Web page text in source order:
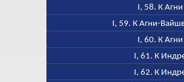
I, 58. К Агни
I, 59. К Агни-
I, 60. К Агни
I, 61. К
I, 62. К